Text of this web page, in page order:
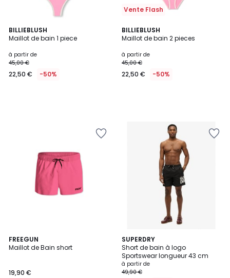
BILLIEBLUSH
Maillot de bain 1 piece
à partir de
45,00 €
22,50 € -50%
Vente Flash
BILLIEBLUSH
Maillot de bain 2 pieces
à partir de
45,00 €
22,50 € -50%
FREEGUN
Maillot de Bain short
19,90 €
SUPERDRY
Short de bain à logo
Sportswear longueur 43 cm
à partir de
49,90 €
3
Couleurs